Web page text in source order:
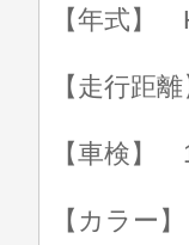
【年式】
【走行距
【車検】
【カラー